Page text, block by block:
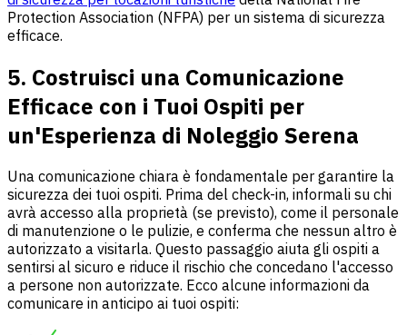
Protection Association (NFPA) per un sistema di sicurezza
efficace.
5. Costruisci una Comunicazione
Efficace con i Tuoi Ospiti per
un'Esperienza di Noleggio Serena
Una comunicazione chiara è fondamentale per garantire la
sicurezza dei tuoi ospiti. Prima del check-in, informali su chi
avrà accesso alla proprietà (se previsto), come il personale
di manutenzione o le pulizie, e conferma che nessun altro è
autorizzato a visitarla. Questo passaggio aiuta gli ospiti a
sentirsi al sicuro e riduce il rischio che concedano l'accesso
a persone non autorizzate. Ecco alcune informazioni da
comunicare in anticipo ai tuoi ospiti: